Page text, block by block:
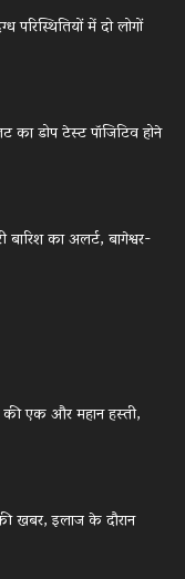
परिस्थितियों में दो लोगों
डोप टेस्ट पॉजिटिव होने
बारिश का अलर्ट, बागेश्वर-
की एक और महान हस्ती,
खबर, इलाज के दौरान